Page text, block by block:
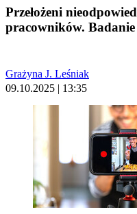
Przełożeni
pracowników. Badanie
Grażyna J. Leśniak
09.10.2025 | 13:35